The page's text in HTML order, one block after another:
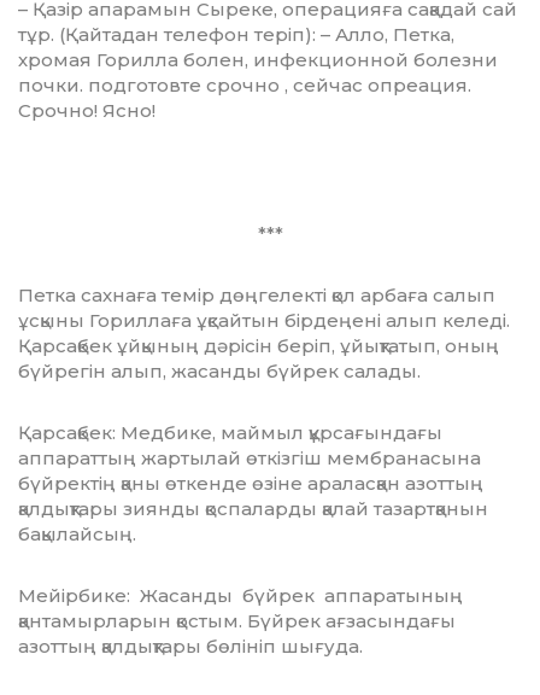
– Қазір апарамын Сыреке, операцияға сақадай сай
тұр. (Қайтадан телефон теріп): – Алло, Петка,
хромая Горилла болен, инфекционной болезни
почки. подготовте срочно , сейчас опреация.
Срочно! Ясно!
***
Петка сахнаға темір дөңгелекті қол ар­баға салып
ұсқыны Гориллаға ұқсайтын бірдеңені алып келеді.
Қарсақбек ұйқы­ның дәрісін беріп, ұйықтатып, оның
бүйрегін алып, жасанды бүйрек салады.
Қарсақбек: Медбике, маймыл құрса­ғын­дағы
аппараттың жартылай өткізгіш мембранасына
бүйректің қаны өткенде өзіне араласқан азоттың
қалдықтары зиянды қоспаларды қалай тазартқанын
бақылайсың.
Мейірбике: Жасанды бүйрек аппа­раты­ның
қантамырларын қостым. Бүйрек ағза­сын­дағы
азоттың қалдықтары бөлініп шығуда.